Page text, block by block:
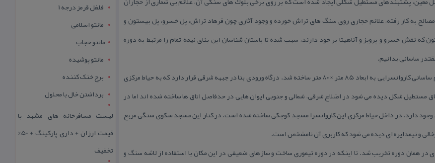
به كار رفته، علائم حجاری روی سنگ های تراش خورده و وجود آثاری چون فرهاد تراش، پل خسرو، پل بیستون و
نقش خسرو و پرویز و آناهیتا بر خود دارند، سبب شده تا باستان شناسان این بنای نیمه تمام را مرتبط به دوره
ساسانی بدانیم.
در دوره ایلخانی بر روی شالوده بنای ناتمام ساسانی كاروانسرایی به ابعاد ۸۵ متر × ۸۰ متر ساخته شد. درگاه ورودی بنا در جبهه شرقی قرار دارد كه به حیاط مركزی
می گردد. در اطراف این حیاط ۶۴ اتاق مستطیل شكل دیده می شود در اضلاع شرقی، شمالی و جنوبی ایوان هایی در حدفاصل اتاق ها ساخته شده اند اما در
وجود دارد. در داخل حیاط مركزی این كاروانسرا مسجد كوچكی ساخته شده است. در كنار این مسجد سكوی سنگی مربع
و نیمدایره ای دیده می شود كه كاربری آن نامشخص است.
ای در همان دوره تخریب شد. تا اینكه در دوره تیموری ساخت و سازهای ضعیفی در این مكان با استفاده از لاشه سنگ و
فلفل قرمز درجه 1
مانتو اسلامی
مانتو حجاب
مانتو پوشیده
برج خنک کننده
برداشتن خال با محلول
لیست مسافرخانه های مشهد با
قیمت ارزان + داری پارکینگ + 50%
تخفیف